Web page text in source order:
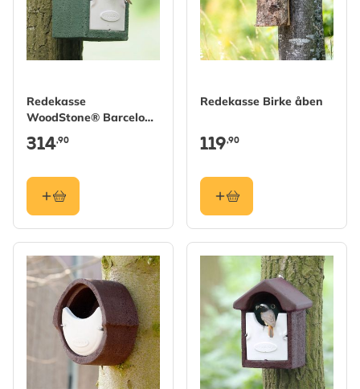
Redekasse
WoodStone® Barcelona
halvåben - Grøn
314,90
Redekasse Birke åben
119,90